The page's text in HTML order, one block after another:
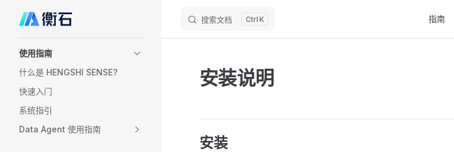
Skip to content 搜索文档 K 指南
使用指南
什么是 HENGSHI SENSE?
快速入门
系统指引
Data Agent 使用指南
安装说明
安装